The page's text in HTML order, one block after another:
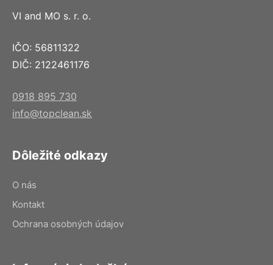
VI and MO s. r. o.
IČO: 56811322
DIČ: 2122461176
0918 895 730
info@topclean.sk
Dôležité odkazy
O nás
Kontakt
Ochrana osobných údajov